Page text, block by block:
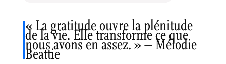
« La gratitude ouvre la plénitude
de la vie. Elle transforme ce que
nous avons en assez. » – Mélodie
Beattie